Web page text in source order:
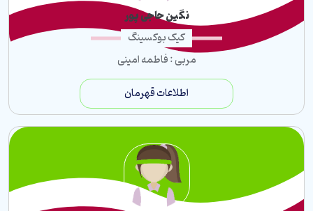
نگین حاجی پور
کیک بوکسینگ
مربی : فاطمه امینی
اطلاعات قهرمان